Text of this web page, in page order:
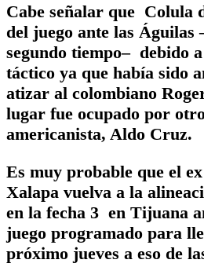
Cabe señalar que Colula
del juego ante las Águilas
segundo tiempo– debido
táctico ya que había sido
atizar al colombiano
lugar fue ocupado por
americanista, Aldo Cruz.
Es muy probable que el
Xalapa vuelva a la
en la fecha 3 en Tijuana
juego programado para
próximo jueves a eso de